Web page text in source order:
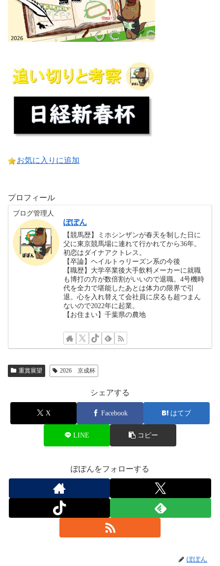
お気に入りに追加
プロフィール
ブログ管理人
ぽぽん
【競馬歴】ミホシンザンが春天を制した日に
父に東京競馬場に連れて行かれてから36年。
初恋はダイナアクトレス。
【卒論】ヘイルトゥリーズン系の今後
【職歴】大学卒業後大手飲料メーカーに就職
も博打の方が数倍割がいいので退職。4号機時
代を全力で堪能したあとは体力の限界で引
退。心を入れ替えて会社員に戻るも超つまん
ないので2022年に起業。
【お住まい】千葉県の農地
重賞展望 2026 京成杯
シェアする
X Facebook はてブ
LINE コピー
ぽぽんをフォローする
ぽぽん